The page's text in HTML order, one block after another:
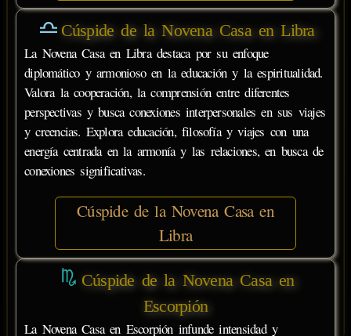
Cúspide de la Novena Casa en Libra
La Novena Casa en Libra destaca por su enfoque
diplomático y armonioso en la educación y la espiritualidad.
Valora la cooperación, la comprensión entre diferentes
perspectivas y busca conexiones interpersonales en sus viajes
y creencias. Explora educación, filosofía y viajes con una
energía centrada en la armonía y las relaciones, en busca de
conexiones significativas.
Cúspide de la Novena Casa en
Libra
Cúspide de la Novena Casa en
Escorpión
La Novena Casa en Escorpión infunde intensidad y